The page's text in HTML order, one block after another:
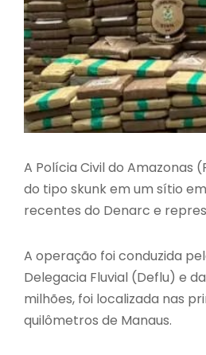
A Polícia Civil do Amazonas
do tipo skunk em um sítio
recentes do Denarc e
A operação foi conduzida
Delegacia Fluvial (Deflu) e
milhões, foi localizada nas
quilômetros de Manaus.